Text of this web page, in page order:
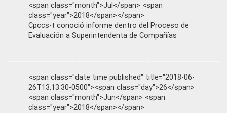
<span class="month">Jul</span> <span
class="year">2018</span></span>
Cpccs-t conoció informe dentro del Proceso de
Evaluación a Superintendenta de Compañías
<span class="date time published" title="2018-06-
26T13:13:30-0500"><span class="day">26</span>
<span class="month">Jun</span> <span
class="year">2018</span></span>